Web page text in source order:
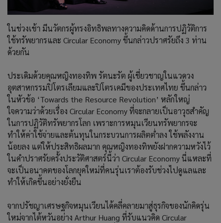
ในช่วงเช้า มีนวัตกรผู้ทรงอิทธิพลทางความคิดด้านการปฏิวัติการ
ใช้ทรัพยากรและ Circular Economy ขึ้นกล่าวปราศรัยถึง 3 ท่าน
ด้วยกัน
ประเดิมด้วยคุณหญิงทองทิพ รัตนะรัต ผู้เชี่ยวชาญในแวดวง
อุตสาหกรรมปิโตรเลียมและปิโตรเคมีของประเทศไทย ขึ้นกล่าว
ในหัวข้อ ‘Towards the Resource Revolution’ หลักใหญ่
ใจความว่าด้วยเรื่อง Circular Economy ที่จะกลายเป็นอาวุธสำคัญ
ในการปฏิวัติทรัพยากรโลก เพราะการหมุนเวียนทรัพยากรจะ
ทำให้ค่าใช้จ่ายและต้นทุนในกระบวนการผลิตต่ำลง ใช้พลังงาน
น้อยลง แต่ให้ประสิทธิผลมาก คุณหญิงทองทิพยังฝากความหวังไว้
ในคำปราศรัยครั้งประวัติศาสตร์นี้ว่า Circular Economy นี่แหละที่
จะเป็นอนาคตของโลกยุคใหม่ที่คนรุ่นเราต้องรับช่วงไปดูแลและ
ทำให้เกิดขึ้นอย่างยั่งยืน
จากปรัชญาเศรษฐกิจหมุนเวียนได้คลี่คลายมาสู่ธุรกิจของนักคิดรุ่น
ใหม่จากไต้หวันอย่าง Arthur Huang ที่รับแนวคิด Circular